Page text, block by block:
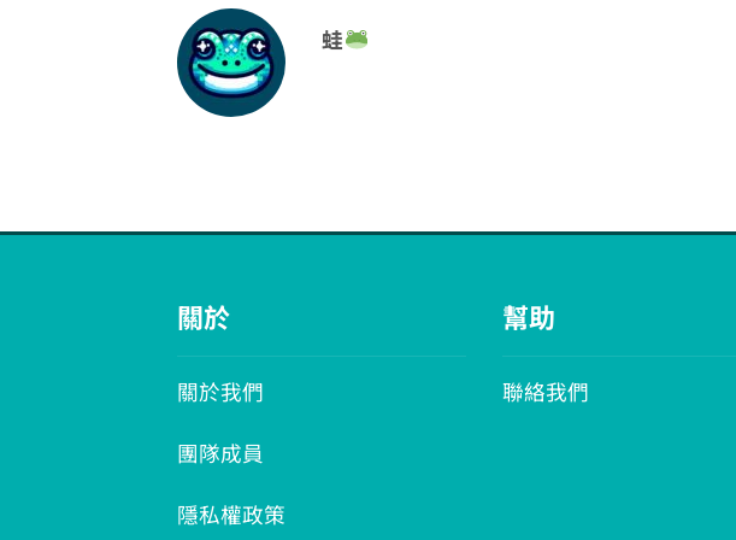
蛙
關於
關於我們
團隊成員
隱私權政策
幫助
聯絡我們